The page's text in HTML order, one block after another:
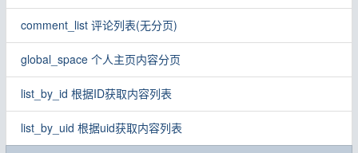
comment_list 评论列表(无分页)
global_space 个人主页内容分页
list_by_id 根据ID获取内容列表
list_by_uid 根据uid获取内容列表